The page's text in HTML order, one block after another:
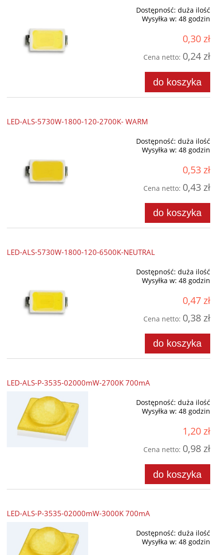
Dostępność: duża ilość
Wysyłka w: 48 godzin
0,30 zł
Cena netto: 0,24 zł
do koszyka
LED-ALS-5730W-1800-120-2700K- WARM
Dostępność: duża ilość
Wysyłka w: 48 godzin
0,53 zł
Cena netto: 0,43 zł
do koszyka
LED-ALS-5730W-1800-120-6500K-NEUTRAL
Dostępność: duża ilość
Wysyłka w: 48 godzin
0,47 zł
Cena netto: 0,38 zł
do koszyka
LED-ALS-P-3535-02000mW-2700K 700mA
Dostępność: duża ilość
Wysyłka w: 48 godzin
1,20 zł
Cena netto: 0,98 zł
do koszyka
LED-ALS-P-3535-02000mW-3000K 700mA
Dostępność: duża ilość
Wysyłka w: 48 godzin